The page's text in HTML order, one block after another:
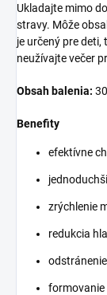
Ukladajte mimo
stravy. Môže
je určený pre deti,
neužívajte večer
Obsah balenia:
Benefity
efektívne
zrýchlenie
redukcia